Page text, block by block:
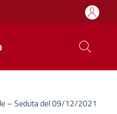
– Seduta del 09/12/2021